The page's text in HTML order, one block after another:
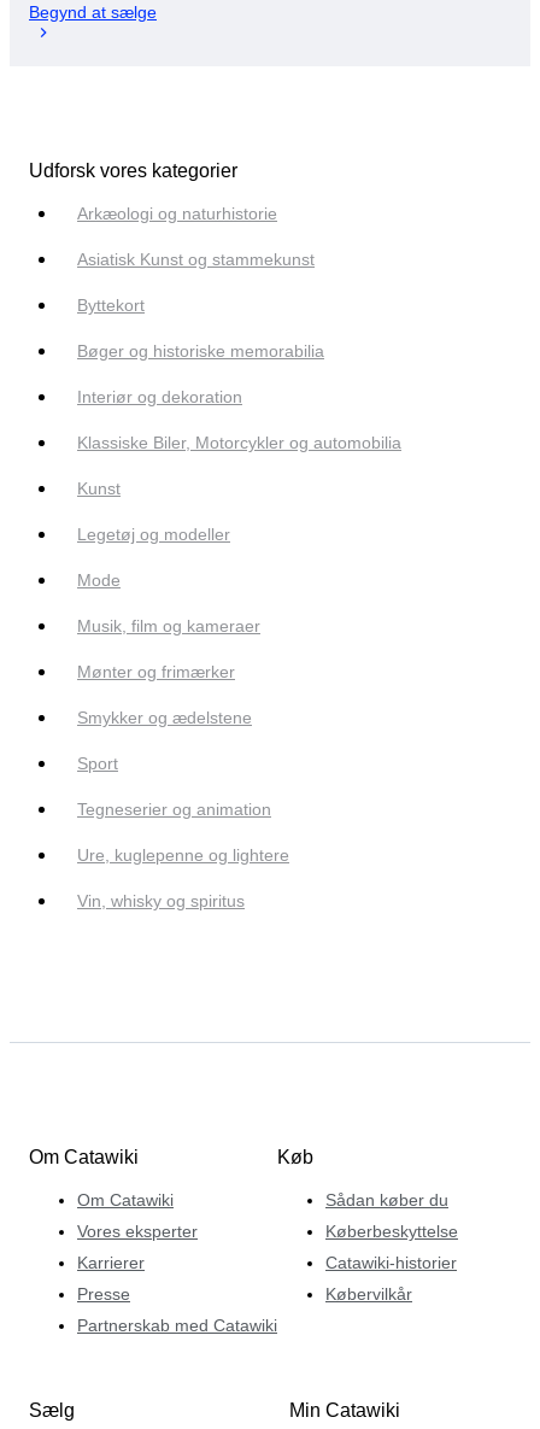
Begynd at sælge
Udforsk vores kategorier
Arkæologi og naturhistorie
Asiatisk Kunst og stammekunst
Byttekort
Bøger og historiske memorabilia
Interiør og dekoration
Klassiske Biler, Motorcykler og automobilia
Kunst
Legetøj og modeller
Mode
Musik, film og kameraer
Mønter og frimærker
Smykker og ædelstene
Sport
Tegneserier og animation
Ure, kuglepenne og lightere
Vin, whisky og spiritus
Om Catawiki
Om Catawiki
Vores eksperter
Karrierer
Presse
Partnerskab med Catawiki
Køb
Sådan køber du
Køberbeskyttelse
Catawiki-historier
Købervilkår
Sælg Min Catawiki